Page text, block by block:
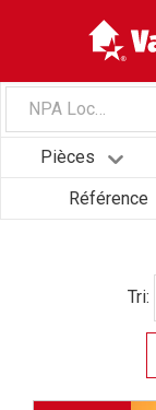
NPA Localité
Pièces
Référence
Tri: